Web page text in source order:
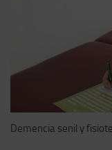
Demencia senil y